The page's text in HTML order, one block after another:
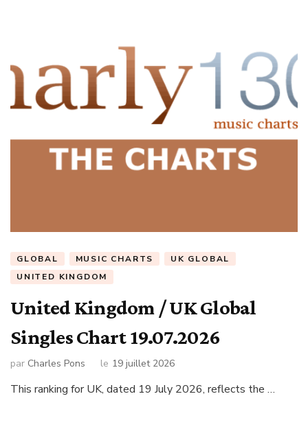
GLOBAL MUSIC CHARTS
UK GLOBAL
UNITED KINGDOM
United Kingdom / UK Global
Singles Chart 19.07.2026
par Charles Pons le 19 juillet 2026
This ranking for UK, dated 19 July 2026, reflects the …